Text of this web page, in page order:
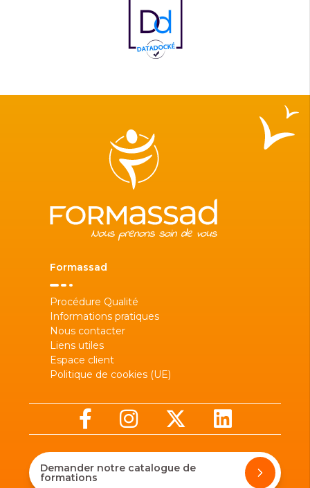
Formassad
Procédure Qualité
Informations pratiques
Nous contacter
Liens utiles
Espace client
Politique de cookies (UE)
Demander notre catalogue de
formations